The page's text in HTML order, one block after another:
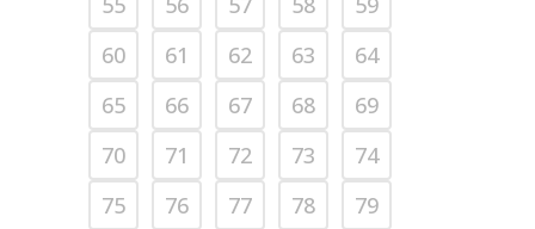
60
61 62 63
64
65
66 67 68
69
70
71 72 73
74
75
76 77 78
79